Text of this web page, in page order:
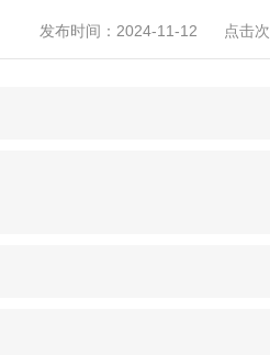
发布时间：2024-11-12 点击